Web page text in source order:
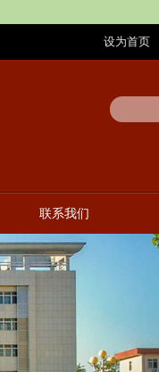
设为首页
联系我们